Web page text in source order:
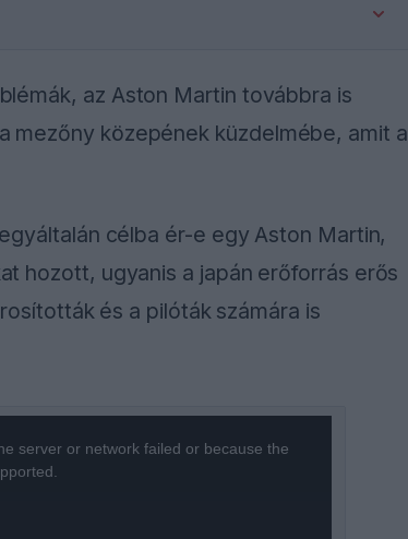
az Aston Martin továbbra is
mezőny közepének küzdelmébe, amit a
célba ér-e egy Aston Martin,
hozott, ugyanis a japán erőforrás erős
és a pilóták számára is
server or network failed or because the